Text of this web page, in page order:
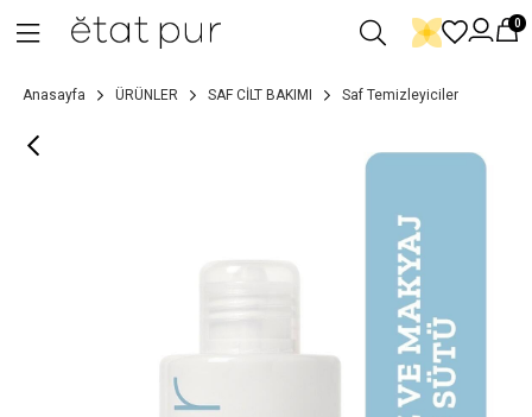
0
Anasayfa ÜRÜNLER SAF CİLT BAKIMI Saf Temizleyiciler